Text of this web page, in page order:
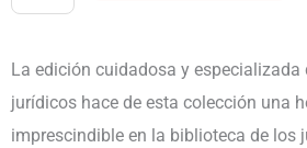
La edición cuidadosa y
jurídicos hace de esta colección una
imprescindible en la biblioteca de los